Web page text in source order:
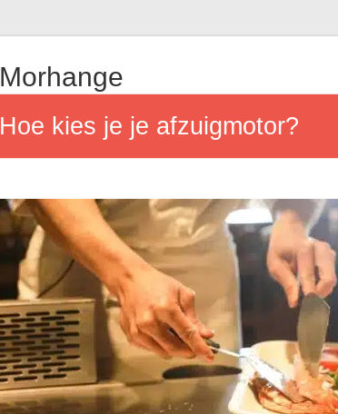
Morhange
Hoe kies je je afzuigmotor?